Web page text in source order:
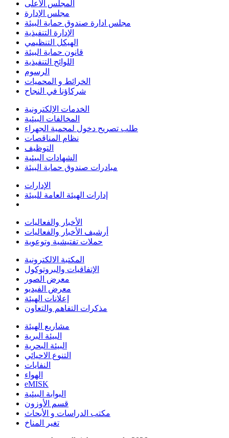
المجلس الأعلى
مجلس الإدارة
مجلس ادارة صندوق حماية البيئة
الإدارة التنفيذية
الهيكل التنظيمي
قانون حماية البيئة
اللوائح التنفيذية
الرسوم
الخرائط و المحميات
شركاؤنا في النجاح
الخدمات الإلكترونية
المخالفات البيئية
طلب تصريح دخول لمحمية الجهراء
نظام المناقصات
التوظيف
الشهادات البيئية
مبادرات صندوق حماية البيئة
الإدارات
إدارات الهيئة العامة للبيئة
الأخبار والفعاليات
أرشيف الأخبار والفعاليات
حملات تفتيشية وتوعوية
المكتبة الالكترونية
الإتفاقيات والبروتوكول
معرض الصور
معرض الفيديو
إعلانات الهيئة
مذكرات التفاهم والتعاون
مشاريع الهيئة
البيئة البرية
البيئة البحرية
التنوع الاحيائي
النفايات
الهواء
eMISK
البوابة البيئية
قسم الأوزون
مكتب الدراسات و الأبحاث
تغير المناخ